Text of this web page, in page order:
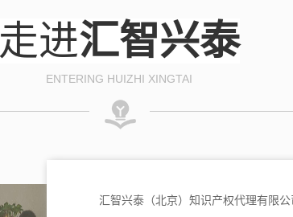
走进汇智兴泰
ENTERING HUIZHI XINGTAI
汇智兴泰（北京）知识产权代理有限